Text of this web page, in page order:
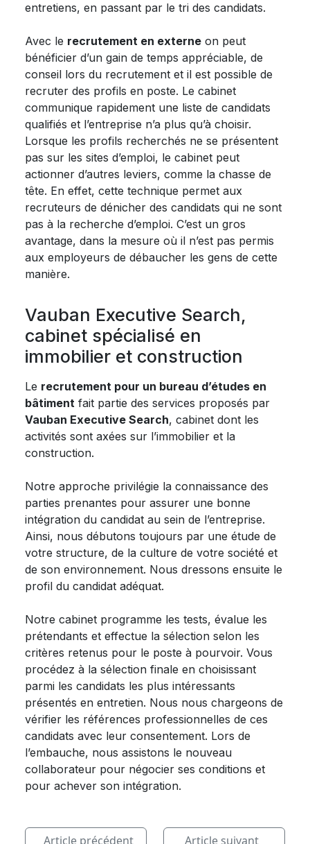
entretiens, en passant par le tri des candidats.
Avec le recrutement en externe on peut
bénéficier d’un gain de temps appréciable, de
conseil lors du recrutement et il est possible de
recruter des profils en poste. Le cabinet
communique rapidement une liste de candidats
qualifiés et l’entreprise n’a plus qu’à choisir.
Lorsque les profils recherchés ne se présentent
pas sur les sites d’emploi, le cabinet peut
actionner d’autres leviers, comme la chasse de
tête. En effet, cette technique permet aux
recruteurs de dénicher des candidats qui ne sont
pas à la recherche d’emploi. C’est un gros
avantage, dans la mesure où il n’est pas permis
aux employeurs de débaucher les gens de cette
manière.
Vauban Executive Search,
cabinet spécialisé en
immobilier et construction
Le recrutement pour un bureau d’études en
bâtiment fait partie des services proposés par
Vauban Executive Search, cabinet dont les
activités sont axées sur l’immobilier et la
construction.
Notre approche privilégie la connaissance des
parties prenantes pour assurer une bonne
intégration du candidat au sein de l’entreprise.
Ainsi, nous débutons toujours par une étude de
votre structure, de la culture de votre société et
de son environnement. Nous dressons ensuite le
profil du candidat adéquat.
Notre cabinet programme les tests, évalue les
prétendants et effectue la sélection selon les
critères retenus pour le poste à pourvoir. Vous
procédez à la sélection finale en choisissant
parmi les candidats les plus intéressants
présentés en entretien. Nous nous chargeons de
vérifier les références professionnelles de ces
candidats avec leur consentement. Lors de
l’embauche, nous assistons le nouveau
collaborateur pour négocier ses conditions et
pour achever son intégration.
Article précédent Article suivant